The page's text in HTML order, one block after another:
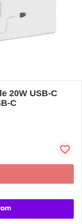
20W USB-C
C